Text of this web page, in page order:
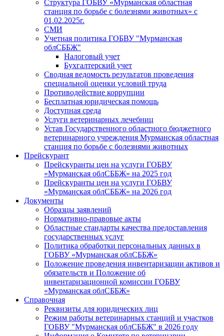
Структура ГОБВУ «Мурманская областная
станция по борьбе с болезнями животных» c
01.02.2025г.
СМИ
Учетная политика ГОБВУ "Мурманская
облСББЖ"
Налоговый учет
Бухгалтерский учет
Сводная ведомость результатов проведения
специальной оценки условий труда
Противодействие коррупции
Бесплатная юридическая помощь
Доступная среда
Услуги ветеринарных лечебниц
Устав Государственного областного бюджетного
ветеринарного учреждения Мурманская областная
станция по борьбе с болезнями животных
Прейскурант
Прейскуранты цен на услуги ГОБВУ
«Мурманская облСББЖ» на 2025 год
Прейскуранты цен на услуги ГОБВУ
«Мурманская облСББЖ» на 2026 год
Документы
Образцы заявлений
Нормативно-правовые акты
Областные стандарты качества предоставления
государственных услуг
Политика обработки персональных данных в
ГОБВУ «Мурманская облСББЖ»
Положение проведения инвентаризации активов и
обязательств и Положение об
инвентаризационной комиссии ГОБВУ
«Мурманская облСББЖ»
Справочная
Реквизиты для юридических лиц
Режим работы ветеринарных станций и участков
ГОБВУ "Мурманская облСББЖ" в 2026 году